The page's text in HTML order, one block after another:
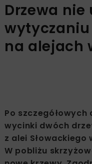
Drzewa
na alejach
Po
wycinki dwóch
z alei Słowackiego
W pobliżu